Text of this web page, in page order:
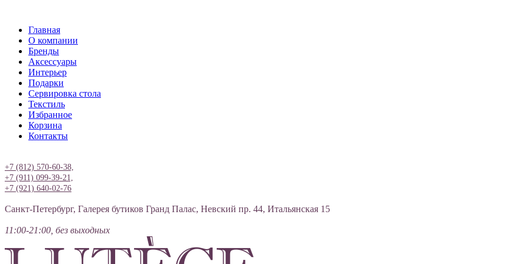
Главная
О компании
Бренды
Аксессуары
Интерьер
Подарки
Сервировка стола
Текстиль
Избранное
Корзина
Контакты
+7 (812) 570-60-38,
+7 (911) 099-39-21,
+7 (921) 640-02-76
Санкт-Петербург, Галерея бутиков Гранд Палас, Невский пр. 44, Итальянская 15
11:00-21:00, без выходных